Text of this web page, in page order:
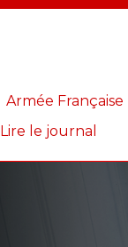
Armée Française
Lire le journal